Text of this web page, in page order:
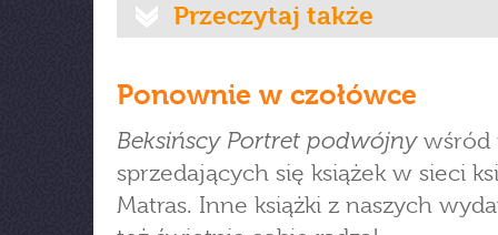
Przeczytaj także
Ponownie w czołówce
Beksińscy Portret podwójnywśród
sprzedających się książek w sieci
Matras. Inne książki z naszych